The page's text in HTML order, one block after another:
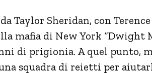
Taylor Sheridan, con
mafia di New York “Dwight
di prigionia. A quel punto,
squadra di reietti per